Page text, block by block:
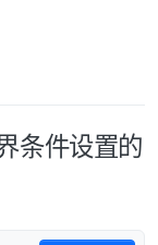
条件设置的